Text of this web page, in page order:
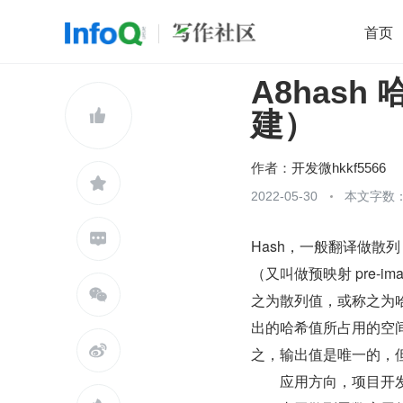
首页
开源 架构
前端 团队管理





A8hash
建）
作者： 开发微hkkf5566
2022-05-30 本文字数
Hash，一般翻译做散
（又叫做预映射 pre-
之为散列值，或称之为
出的哈希值所占用的空
之，输出值是唯一的，
应用方向，项目开